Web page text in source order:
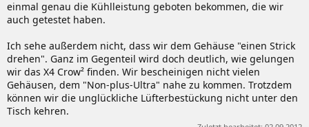
einmal genau die Kühlleistung geboten bekommen, die wir
auch getestet haben.
Ich sehe außerdem nicht, dass wir dem Gehäuse "einen Strick
drehen". Ganz im Gegenteil wird doch deutlich, wie gelungen
wir das X4 Crow² finden. Wir bescheinigen nicht vielen
Gehäusen, dem "Non-plus-Ultra" nahe zu kommen. Trotzdem
können wir die unglückliche Lüfterbestückung nicht unter den
Tisch kehren.